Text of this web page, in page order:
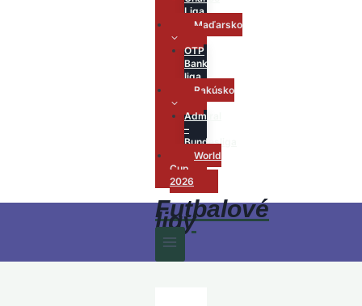
Liga
Maďarsko
OTP
Bank
liga
Rakúsko
Admiral
–
Bundesliga
World
Cup
2026
Futbalové
ligy